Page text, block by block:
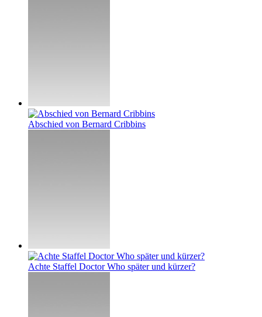
Abschied von Bernard Cribbins
Achte Staffel Doctor Who später und kürzer?